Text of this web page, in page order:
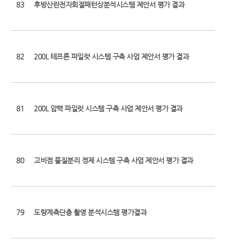
83 후방산란전자회절패턴상분석시스템 제안서 평가 결과
82 200L 테프론 파일럿 시스템 구축 사업 제안서 평가 결과
81 200L 압력 파일럿 시스템 구축 사업 제안서 평가 결과
80 고비점 물질분리 정제 시스템 구축 사업 제안서 평가 결과
79 도량계측단층 촬영 분석시스템 평가결과